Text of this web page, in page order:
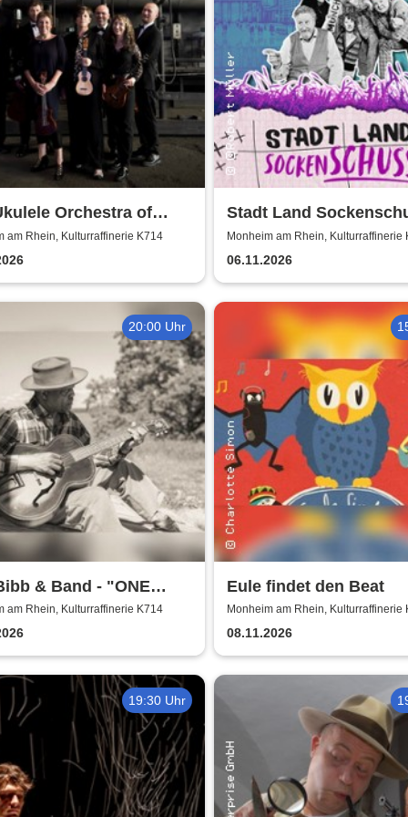
Orchestra of
Britain
am Rhein, Kulturraffinerie K714
Stadt Land
Kabarett-Theater Distel
Monheim am Rhein, Kulturraffinerie
06.11.2026
20:00 Uhr
& Band - "ONE
World Tour
am Rhein, Kulturraffinerie K714
Eule findet den Beat
Monheim am Rhein, Kulturraffinerie
08.11.2026
19:30 Uhr